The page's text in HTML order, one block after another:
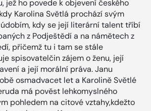
jež ho povede k objevení českého
Karolina Světlá prochází svým
kdy se její literární talent tříbí
z Podještědí a na námětech z
přičemž tu i tam se stále
spisovatelčin zájem o ženu, její
a její morální práva. Janu
osmadvacet let a Karolině Světlé
má pověst lehkomyslného
pohledem na citové vztahy,kdežto